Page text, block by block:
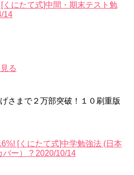
くにたて式]中間・期末テスト勉
14
る
さまで２万部突破！１０刷重版
[くにたて式]中学勉強法 (日本
ー） ? 2020/10/14